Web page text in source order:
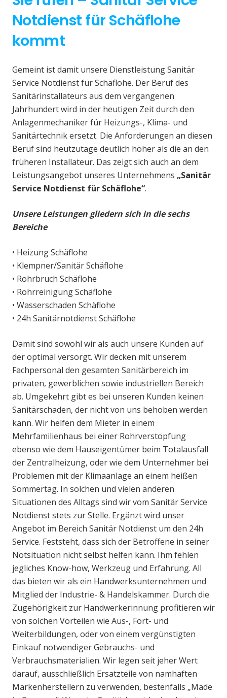
Notdienst für Schäflohe
kommt
Gemeint ist damit unsere Dienstleistung Sanitär
Service Notdienst für Schäflohe. Der Beruf des
Sanitärinstallateurs aus dem vergangenen
Jahrhundert wird in der heutigen Zeit durch den
Anlagenmechaniker für Heizungs-, Klima- und
Sanitärtechnik ersetzt. Die Anforderungen an diesen
Beruf sind heutzutage deutlich höher als die an den
früheren Installateur. Das zeigt sich auch an dem
Leistungsangebot unseres Unternehmens „Sanitär
Service Notdienst für Schäflohe“.
Unsere Leistungen gliedern sich in die sechs
Bereiche
• Heizung Schäflohe
• Klempner/Sanitär Schäflohe
• Rohrbruch Schäflohe
• Rohrreinigung Schäflohe
• Wasserschaden Schäflohe
• 24h Sanitärnotdienst Schäflohe
Damit sind sowohl wir als auch unsere Kunden auf
der optimal versorgt. Wir decken mit unserem
Fachpersonal den gesamten Sanitärbereich im
privaten, gewerblichen sowie industriellen Bereich
ab. Umgekehrt gibt es bei unseren Kunden keinen
Sanitärschaden, der nicht von uns behoben werden
kann. Wir helfen dem Mieter in einem
Mehrfamilienhaus bei einer Rohrverstopfung
ebenso wie dem Hauseigentümer beim Totalausfall
der Zentralheizung, oder wie dem Unternehmer bei
Problemen mit der Klimaanlage an einem heißen
Sommertag. In solchen und vielen anderen
Situationen des Alltags sind wir vom Sanitär Service
Notdienst stets zur Stelle. Ergänzt wird unser
Angebot im Bereich Sanitär Notdienst um den 24h
Service. Feststeht, dass sich der Betroffene in seiner
Notsituation nicht selbst helfen kann. Ihm fehlen
jegliches Know-how, Werkzeug und Erfahrung. All
das bieten wir als ein Handwerksunternehmen und
Mitglied der Industrie- & Handelskammer. Durch die
Zugehörigkeit zur Handwerkerinnung profitieren wir
von solchen Vorteilen wie Aus-, Fort- und
Weiterbildungen, oder von einem vergünstigten
Einkauf notwendiger Gebrauchs- und
Verbrauchsmaterialien. Wir legen seit jeher Wert
darauf, ausschließlich Ersatzteile von namhaften
Markenherstellern zu verwenden, bestenfalls „Made